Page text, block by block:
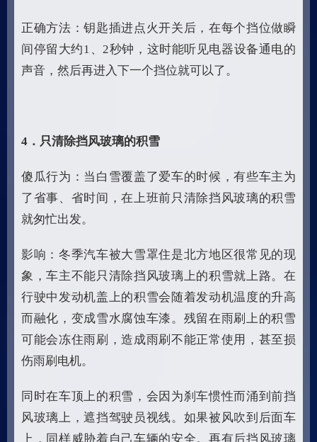
正确方法：钥匙插进点火开关后，在每个挡位做瞬
间停留大约1、2秒钟，这时能听见电器设备通电的
声音，然后再进入下一个挡位就可以了。
4 ．只清除挡风玻璃的积雪
傻瓜行为：当白雪覆盖了爱车的时候，有些车主为
了省事、省时间，在上班前只清除挡风玻璃的积雪
就匆忙出发。
影响：冬季汽车被大雪罩住是北方地区很常见的现
象，车主不能只清除挡风玻璃上的积雪就上路。在
行驶中发动机盖上的积雪会随着发动机温度的升高
而融化，变成雪水腐蚀车漆。残留在雨刷上的积雪
可能会冻住雨刷，造成雨刷不能正常使用，甚至损
伤雨刷电机。
同时在车顶上的积雪，会因为刹车惯性而涌到前挡
风玻璃上，遮挡驾驶员视线。如果被风吹到后面车
上，同样威胁着自己车辆的安全。再有后挡风玻璃